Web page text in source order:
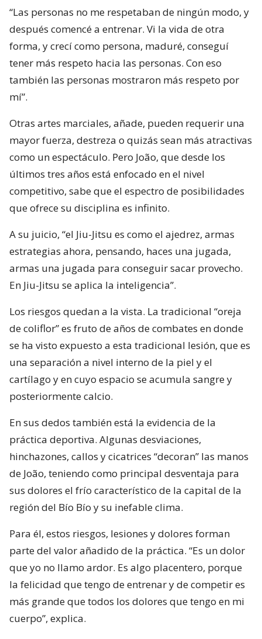
“Las personas no me respetaban de ningún modo, y
después comencé a entrenar. Vi la vida de otra
forma, y crecí como persona, maduré, conseguí
tener más respeto hacia las personas. Con eso
también las personas mostraron más respeto por
mí”.
Otras artes marciales, añade, pueden requerir una
mayor fuerza, destreza o quizás sean más atractivas
como un espectáculo. Pero João, que desde los
últimos tres años está enfocado en el nivel
competitivo, sabe que el espectro de posibilidades
que ofrece su disciplina es infinito.
A su juicio, “el Jiu-Jitsu es como el ajedrez, armas
estrategias ahora, pensando, haces una jugada,
armas una jugada para conseguir sacar provecho.
En Jiu-Jitsu se aplica la inteligencia”.
Los riesgos quedan a la vista. La tradicional “oreja
de coliflor” es fruto de años de combates en donde
se ha visto expuesto a esta tradicional lesión, que es
una separación a nivel interno de la piel y el
cartílago y en cuyo espacio se acumula sangre y
posteriormente calcio.
En sus dedos también está la evidencia de la
práctica deportiva. Algunas desviaciones,
hinchazones, callos y cicatrices “decoran” las manos
de João, teniendo como principal desventaja para
sus dolores el frío característico de la capital de la
región del Bío Bío y su inefable clima.
Para él, estos riesgos, lesiones y dolores forman
parte del valor añadido de la práctica. “Es un dolor
que yo no llamo ardor. Es algo placentero, porque
la felicidad que tengo de entrenar y de competir es
más grande que todos los dolores que tengo en mi
cuerpo”, explica.